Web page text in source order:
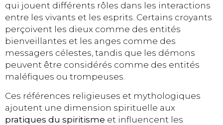
qui jouent différents rôles dans les interactions
entre les vivants et les esprits. Certains croyants
perçoivent les dieux comme des entités
bienveillantes et les anges comme des
messagers célestes, tandis que les démons
peuvent être considérés comme des entités
maléfiques ou trompeuses.
Ces références religieuses et mythologiques
ajoutent une dimension spirituelle aux
pratiques du spiritisme et influencent les